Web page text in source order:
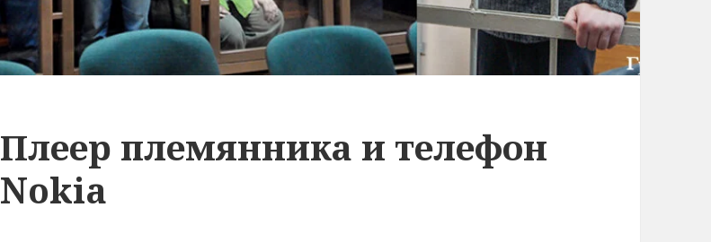
Плеер племянника и телефон
Nokia